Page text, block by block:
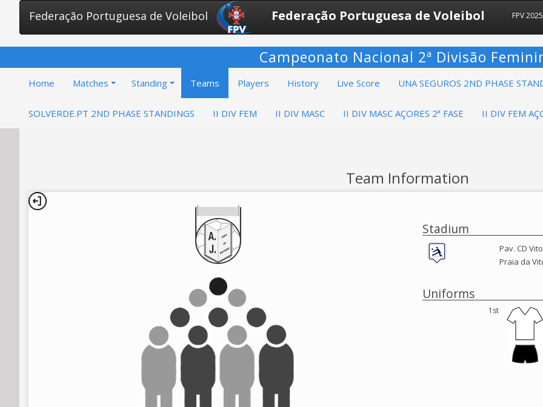
Federação Portuguesa de Voleibol Federação Portuguesa de Voleibol FPV
Campeonato Nacional 2ª Divisão
Home Matches Standing Teams Players History Live Score UNA SEGUROS 2ND PHASE
SOLVERDE.PT 2ND PHASE STANDINGS II DIV FEM II DIV MASC II DIV MASC AÇORES 2ª FASE II DIV FEM
Team Information
Stadium
Pav. CD
Praia da
Uniforms
1st